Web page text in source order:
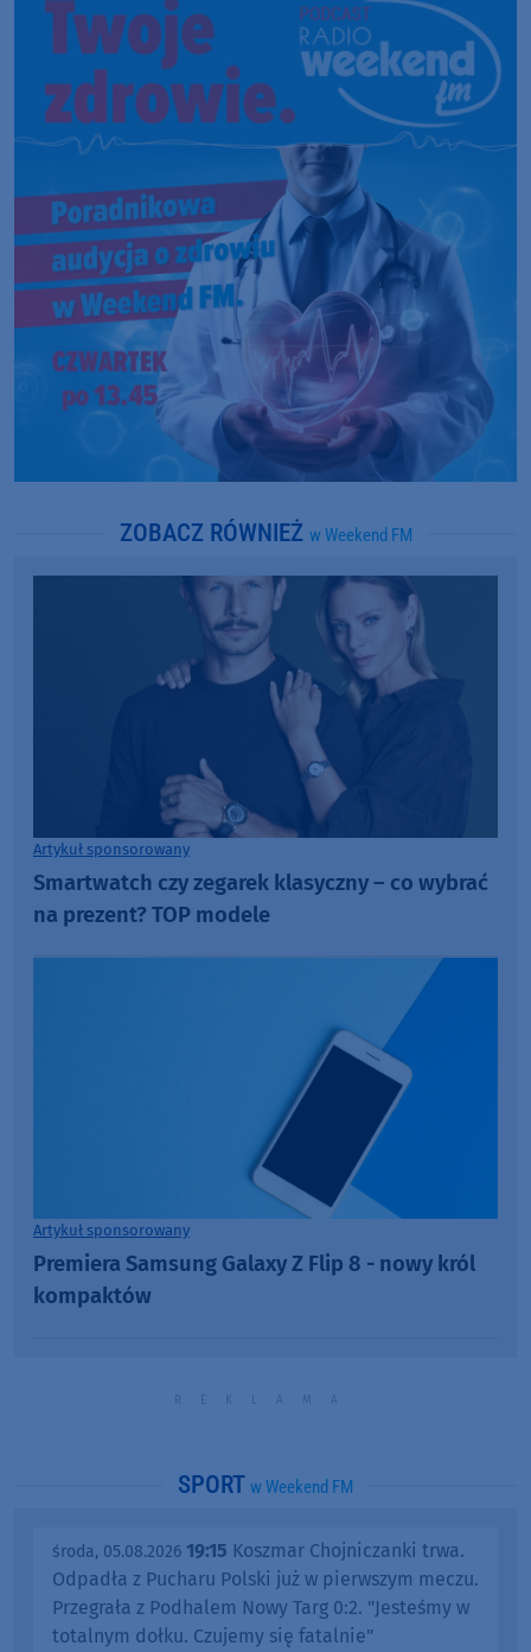
ZOBACZ RÓWNIEŻ w Weekend FM
Artykuł sponsorowany
Smartwatch czy zegarek klasyczny – co wybrać
na prezent? TOP modele
Artykuł sponsorowany
Premiera Samsung Galaxy Z Flip 8 - nowy król
kompaktów
SPORT w Weekend FM
środa, 05.08.2026 19:15 Koszmar Chojniczanki trwa.
Odpadła z Pucharu Polski już w pierwszym meczu.
Przegrała z Podhalem Nowy Targ 0:2. "Jesteśmy w
totalnym dołku. Czujemy się fatalnie"